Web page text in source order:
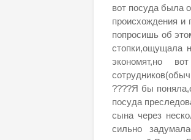
вот посуда была
происхождения и
попросишь об
стопки,ощущала
экономят,но
????Я бы
посуда
сына через
сильно